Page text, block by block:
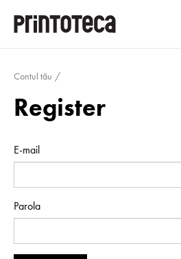
Contul tău
Register
E-mail
Parola